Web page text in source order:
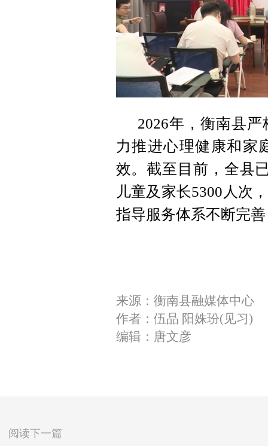
2026年，衡南县
力推进心理健康和家
效。截至目前，全县
儿童及家长5300人次
指导服务体系不断完
来源：衡南县融媒体中心
作者：伍品 阳姝玢(见习)
编辑：唐文彦
阅读下一篇